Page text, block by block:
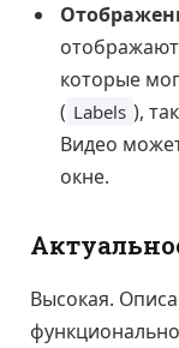
которые
( Labels ),
Видео
окне.
Высокая.